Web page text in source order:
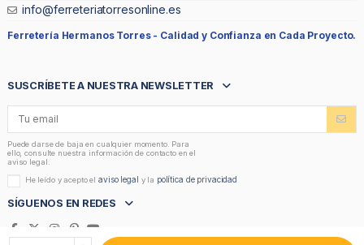
info@ferreteriatorresonline.es
Ferretería Hermanos Torres - Calidad y Confianza en Cada Proyecto.
SUSCRÍBETE A NUESTRA NEWSLETTER
Puede darse de baja en cualquier momento. Para
ello, consulte nuestra información de contacto en el
aviso legal.
He leído y acepto elaviso legal y la política de privacidad
SÍGUENOS EN REDES